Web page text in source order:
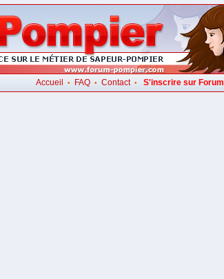
Accueil • FAQ• Contact• S'inscrire sur